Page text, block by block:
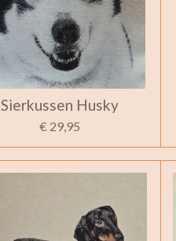
Sierkussen Husky
€ 29,95